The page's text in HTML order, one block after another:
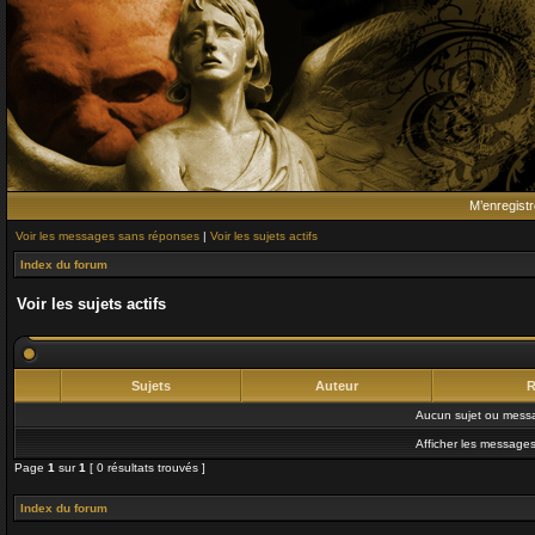
Voir les messages sans réponses | Voir les sujets actifs
Index du forum
Voir les sujets actifs
Sujets Auteur
Aucun sujet ou
Afficher les
Page 1 sur1 [ 0 résultats trouvés ]
Index du forum